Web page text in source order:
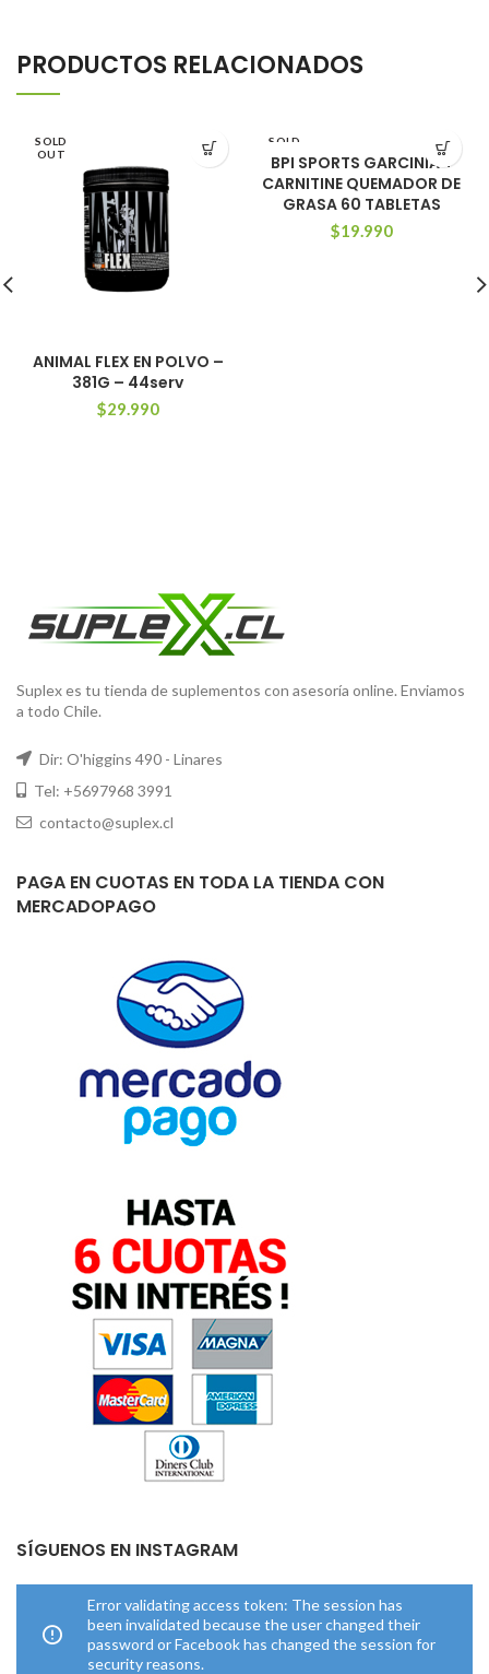
PRODUCTOS RELACIONADOS
SOLD
OUT
ANIMAL FLEX EN POLVO –
381G – 44serv
$29.990
SOLD
BPI SPORTS GARCINIA +
CARNITINE QUEMADOR DE
GRASA 60 TABLETAS
$19.990
Suplex es tu tienda de suplementos con asesoría online. Enviamos
a todo Chile.
Dir: O'higgins 490 - Linares
Tel: +5697968 3991
contacto@suplex.cl
PAGA EN CUOTAS EN TODA LA TIENDA CON
MERCADOPAGO
SÍGUENOS EN INSTAGRAM
Error validating access token: The session has
been invalidated because the user changed their
password or Facebook has changed the session for
security reasons.